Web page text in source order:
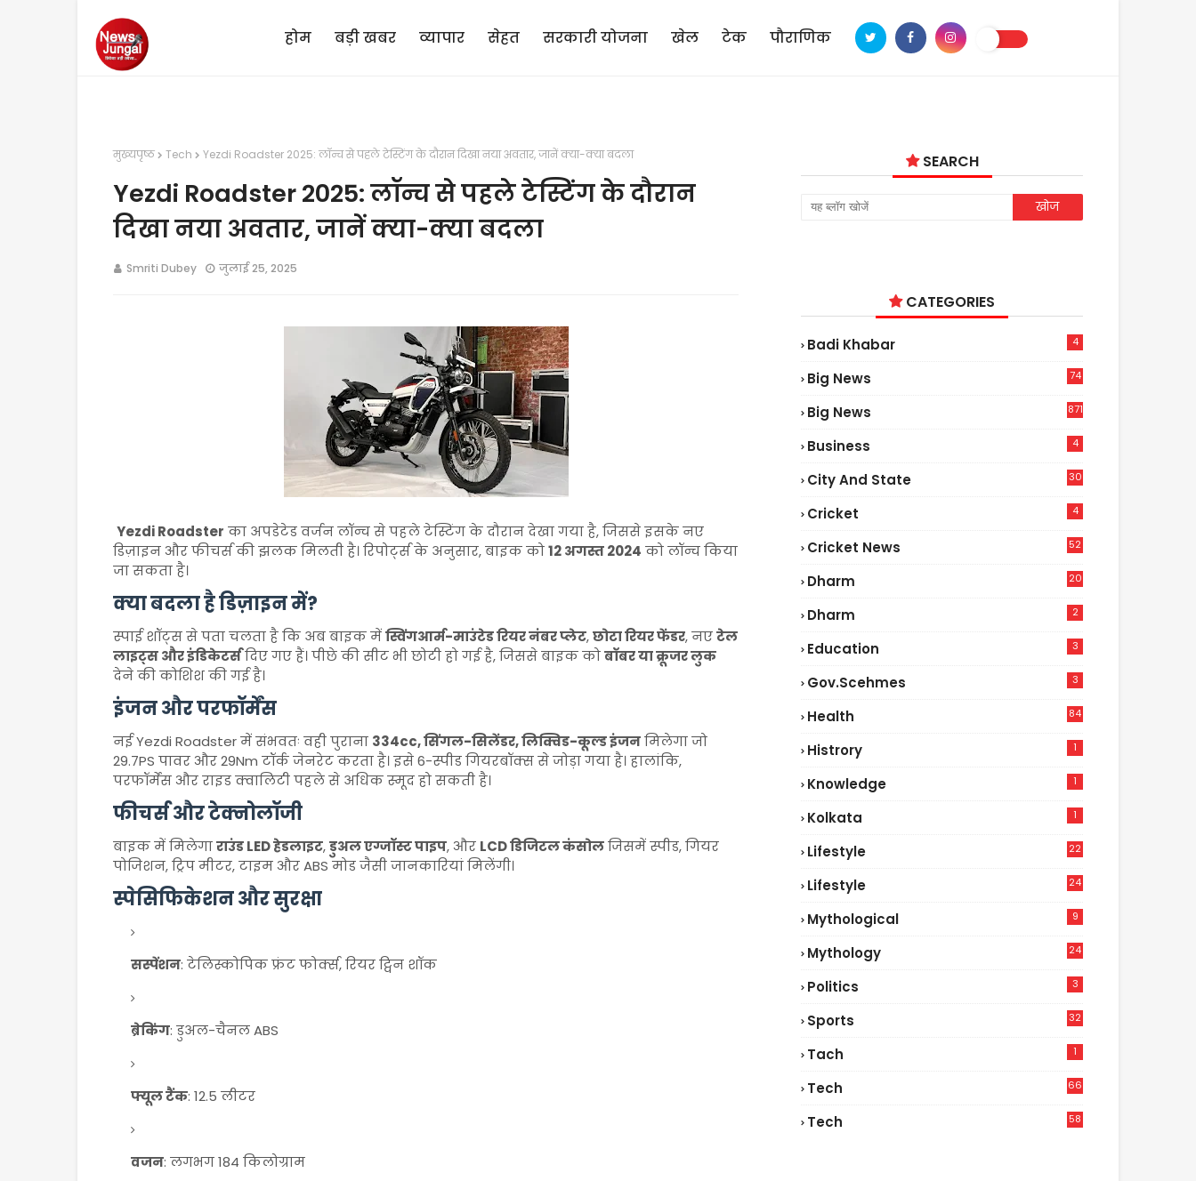
होम बड़ी खबर व्यापार सेहत सरकारी योजना खेल टेक पौराणिक
मुख्यपृष्ठ Tech Yezdi Roadster 2025: लॉन्च से पहले टेस्टिंग के दौरान दिखा नया अवतार, जानें क्या-क्या बदला
Yezdi Roadster 2025: लॉन्च से पहले टेस्टिंग के दौरान
दिखा नया अवतार, जानें क्या-क्या बदला
Smriti Dubey जुलाई 25, 2025
Yezdi Roadster का अपडेटेड वर्जन लॉन्च से पहले टेस्टिंग के दौरान देखा गया है, जिससे इसके नए
डिज़ाइन और फीचर्स की झलक मिलती है। रिपोर्ट्स के अनुसार, बाइक को12 अगस्त 2024 को लॉन्च किया
जा सकता है।
क्या बदला है डिज़ाइन में?
स्पाई शॉट्स से पता चलता है कि अब बाइक मेंस्विंगआर्म-माउंटेड रियर नंबर प्लेट,छोटा रियर फेंडर, नएटेल
लाइट्स और इंडिकेटर्सदिए गए हैं। पीछे की सीट भी छोटी हो गई है, जिससे बाइक कोबॉबर या क्रूजर लुक
देने की कोशिश की गई है।
इंजन और परफॉर्मेंस
नई Yezdi Roadster में संभवतः वही पुराना 334cc, सिंगल-सिलेंडर, लिक्विड-कूल्ड इंजनमिलेगा जो
29.7PS पावर और 29Nm टॉर्क जेनरेट करता है। इसे 6-स्पीड गियरबॉक्स से जोड़ा गया है। हालांकि,
परफॉर्मेंस और राइड क्वालिटी पहले से अधिक स्मूद हो सकती है।
फीचर्स और टेक्नोलॉजी
बाइक में मिलेगाराउंड LED हेडलाइट,डुअल एग्जॉस्ट पाइप, और LCD डिजिटल कंसोलजिसमें स्पीड, गियर
पोजिशन, ट्रिप मीटर, टाइम और ABS मोड जैसी जानकारियां मिलेंगी।
स्पेसिफिकेशन और सुरक्षा
सस्पेंशन: टेलिस्कोपिक फ्रंट फोर्क्स, रियर ट्विन शॉक
ब्रेकिंग: डुअल-चैनल ABS
फ्यूल टैंक: 12.5 लीटर
वजन: लगभग 184 किलोग्राम
SEARCH
CATEGORIES
Badi Khabar 4
Big News
74
Big News 871
Business 4
City And State 30
Cricket 4
Cricket News
52
Dharm 20
Dharm 2
Education 3
Gov.scehmes 3
Health
84
Histrory 1
Knowledge 1
Kolkata 1
Lifestyle
22
Lifestyle
24
Mythological 9
Mythology 24
Politics 3
Sports 32
Tach 1
Tech
66
Tech
58